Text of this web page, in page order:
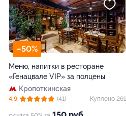
–50%
Меню, напитки в ресторане
«Генацвале VIP» за полцены
Кропоткинская
4.9 (41) Куплено 261